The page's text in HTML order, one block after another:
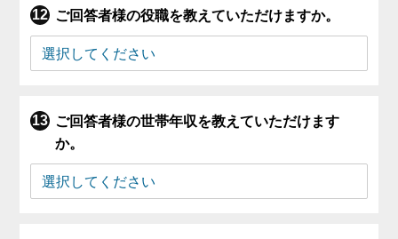
ご回答者様の役職を教えていただけますか。
ご回答者様の世帯年収を教えていただけます
か。